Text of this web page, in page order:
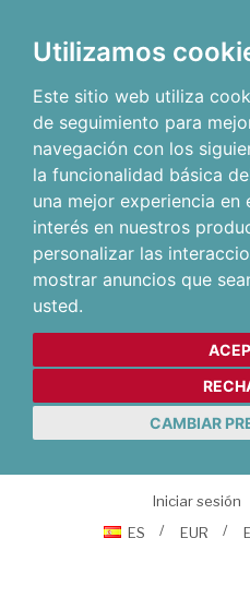
Utilizamos
Este sitio web utiliza
de seguimiento para
navegación con los
la funcionalidad básica
una mejor experiencia en
interés en nuestros
personalizar las
mostrar anuncios que
usted.
CAMBIAR
Iniciar sesión
ES
EUR